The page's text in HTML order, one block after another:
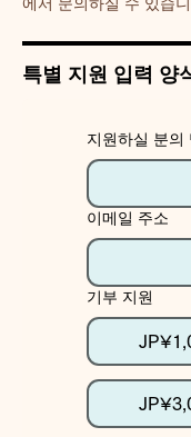
에서 문의하실 수 있습
특별 지원 입력 양
지원하실 분의
이메일 주소
기부 지원